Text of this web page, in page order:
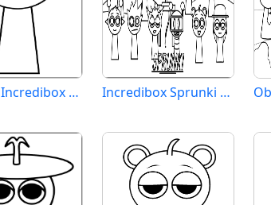
Raddy z Incredibox Sprunki Incredibox Sprunki zdarma